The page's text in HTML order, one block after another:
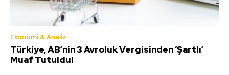
Ekonomi & Analiz
Türkiye, AB’nin 3 Avroluk Vergisinden ‘Şartlı’
Muaf Tutuldu!